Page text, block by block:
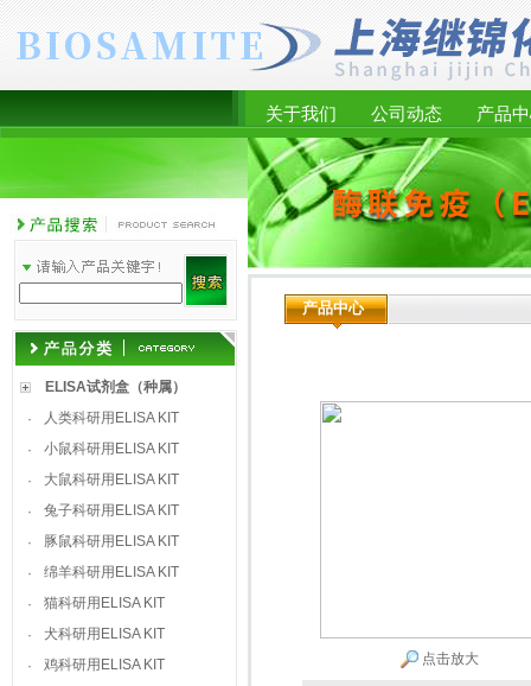
关于我们 公司动态 产品
ELISA试剂盒（种属）
·
人类科研用ELISA KIT
·
小鼠科研用ELISA KIT
·
大鼠科研用ELISA KIT
·
兔子科研用ELISA KIT
·
豚鼠科研用ELISA KIT
·
绵羊科研用ELISA KIT
·
猫科研用ELISA KIT
·
犬科研用ELISA KIT
·
鸡科研用ELISA KIT
产品中心
点击放大